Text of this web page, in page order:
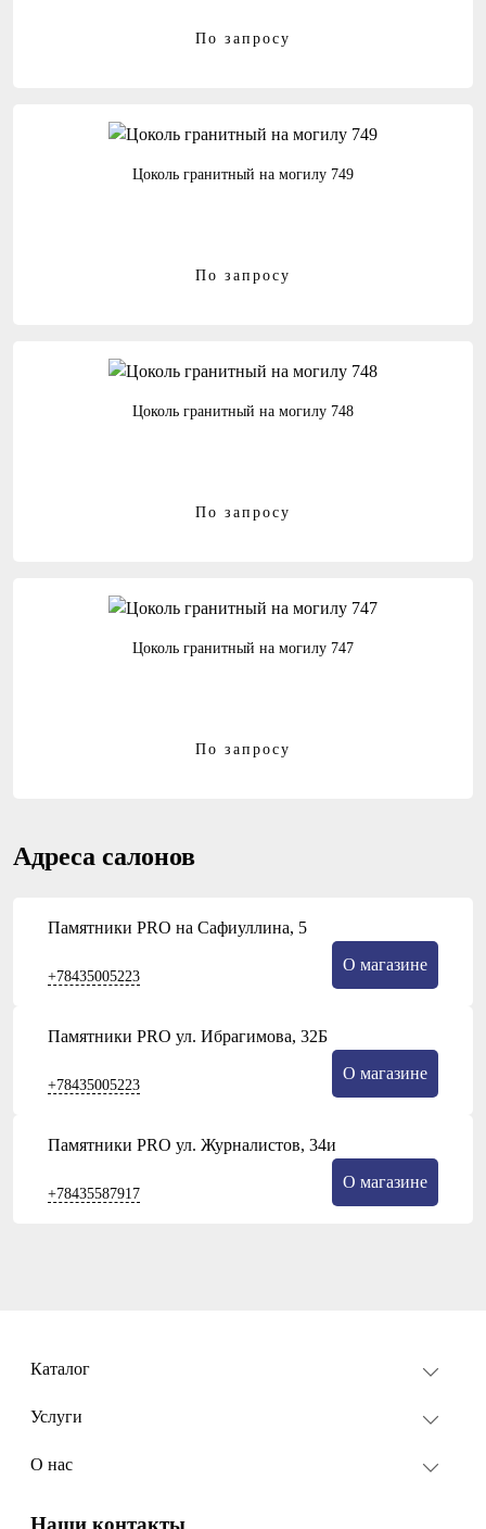
По запросу
Цоколь гранитный на могилу 749
По запросу
Цоколь гранитный на могилу 748
По запросу
Цоколь гранитный на могилу 747
По запросу
Адреса салонов
Памятники PRO на Сафиуллина, 5
+78435005223
О магазине
Памятники PRO ул. Ибрагимова, 32Б
+78435005223
О магазине
Памятники PRO ул. Журналистов, 34и
+78435587917
О магазине
Каталог
Услуги
О нас
Наши контакты